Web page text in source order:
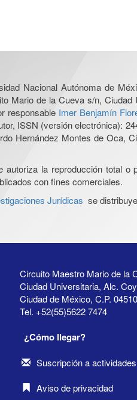
Nacional Autónoma de
Mario de la Cueva s/n, Ciudad
responsable Imer Benjamín
ISSN (versión electrónica):
Hernández Montes de Oca,
la reproducción total o
con fines comerciales.
Jurídicas se
Circuito Maestro Mario de la
Ciudad Universitaria, Alc.
Ciudad de México, C.P. 04510
Tel. +52(55)5622 7474
¿Cómo llegar?
Suscripción a
Aviso de privacidad